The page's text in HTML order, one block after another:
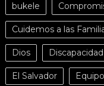
bukele
Cuidemos a las
Dios Discapacidad
El Salvador Equipo